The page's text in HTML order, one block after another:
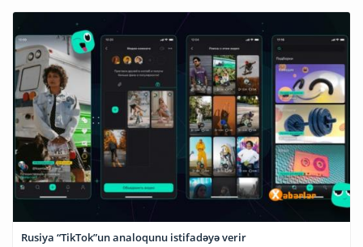
Rusiya “TikTok”un analoqunu istifadəyə verir